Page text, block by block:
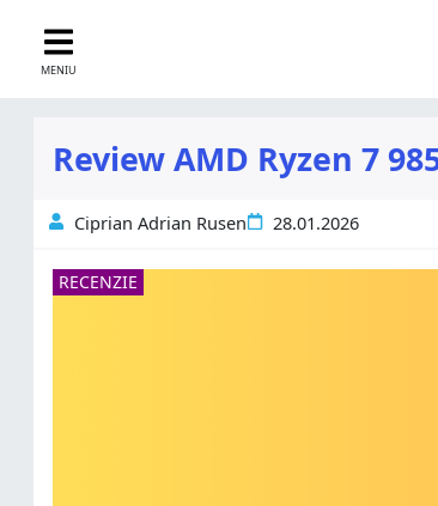
MENIU
Review AMD Ryzen 7
Ciprian Adrian Rusen 28.01.2026
RECENZIE